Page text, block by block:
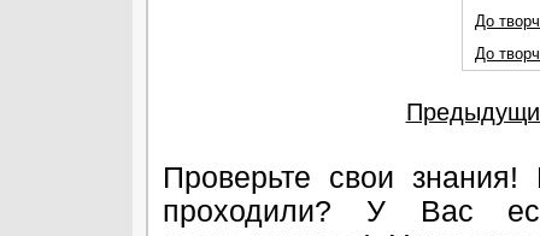
До
До
Проверьте свои
проходили? У Вас